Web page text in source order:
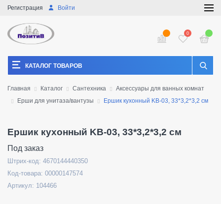
Войти
Регистрация
0
КАТАЛОГ ТОВАРОВ
Главная Каталог Сантехника
Аксессуары для ванных комнат
Ерши для унитаза/вантузы
Ершик кухонный KB-03, 33*3,2*3,2 см
Ершик кухонный KB-03, 33*3,2*3,2 см
Под заказ
Штрих-код: 4670144440350
Код-товара: 00000147574
Артикул: 104466